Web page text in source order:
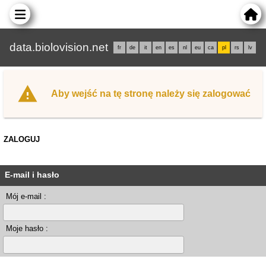
data.biolovision.net fr de it en es nl eu ca pl rs lv
Aby wejść na tę stronę należy się zalogować
ZALOGUJ
E-mail i hasło
Mój e-mail :
Moje hasło :